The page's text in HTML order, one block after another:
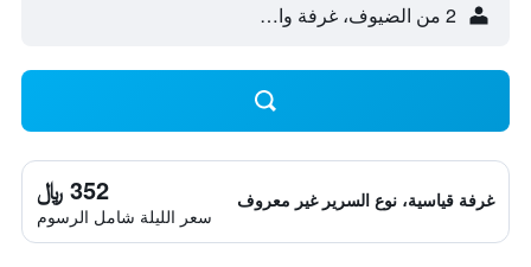
2 من الضيوف، غرفة واحدة
غرفة قياسية، نوع السرير غير معروف 352 ﷼
سعر الليلة شامل الرسوم